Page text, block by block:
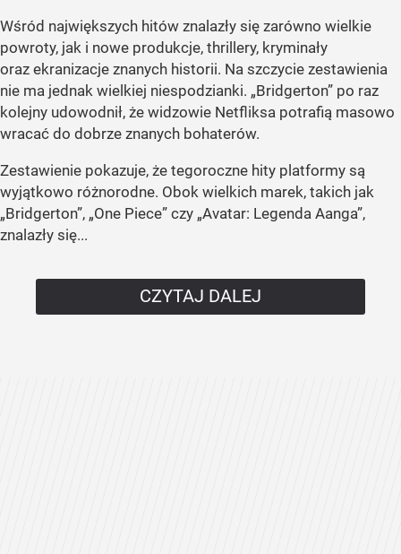
Wśród największych hitów znalazły się zarówno wielkie
powroty, jak i nowe produkcje, thrillery, kryminały
oraz ekranizacje znanych historii. Na szczycie zestawienia
nie ma jednak wielkiej niespodzianki. „Bridgerton” po raz
kolejny udowodnił, że widzowie Netfliksa potrafią masowo
wracać do dobrze znanych bohaterów.
Zestawienie pokazuje, że tegoroczne hity platformy są
wyjątkowo różnorodne. Obok wielkich marek, takich jak
„Bridgerton”, „One Piece” czy „Avatar: Legenda Aanga”,
znalazły się...
CZYTAJ DALEJ